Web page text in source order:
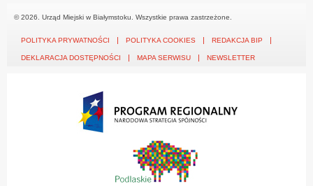
© 2026. Urząd Miejski w Białymstoku. Wszystkie prawa zastrzeżone.
POLITYKA PRYWATNOŚCI POLITYKA COOKIES REDAKCJA BIP
DEKLARACJA DOSTĘPNOŚCI MAPA SERWISU NEWSLETTER